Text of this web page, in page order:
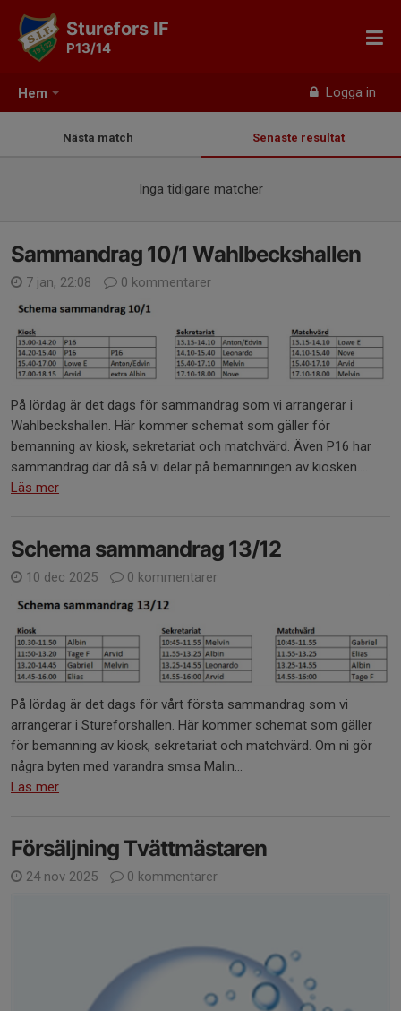
Hem Logga in
Sturefors IF
P13/14
Nästa match Senaste resultat
Inga tidigare matcher
Sammandrag 10/1 Wahlbeckshallen
7 jan, 22:08 0 kommentarer
På lördag är det dags för sammandrag som vi arrangerar i
Wahlbeckshallen. Här kommer schemat som gäller för
bemanning av kiosk, sekretariat och matchvärd. Även P16 har
sammandrag där då så vi delar på bemanningen av kiosken....
Läs mer
Schema sammandrag 13/12
10 dec 2025 0 kommentarer
På lördag är det dags för vårt första sammandrag som vi
arrangerar i Stureforshallen. Här kommer schemat som gäller
för bemanning av kiosk, sekretariat och matchvärd. Om ni gör
några byten med varandra smsa Malin...
Läs mer
Försäljning Tvättmästaren
24 nov 2025 0 kommentarer